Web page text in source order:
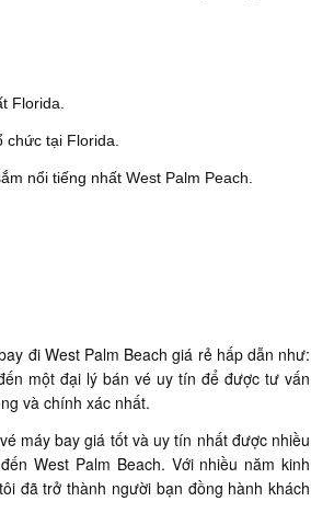
Florida.
tại Florida.
nổi tiếng nhất West Palm Peach.
đi West Palm Beach giá rẻ hấp dẫn như:
một đại lý bán vé uy tín để được tư vấn
và chính xác nhất.
máy bay giá tốt và uy tín nhất được nhiều
West Palm Beach. Với nhiều năm kinh
đã trở thành người bạn đồng hành khách